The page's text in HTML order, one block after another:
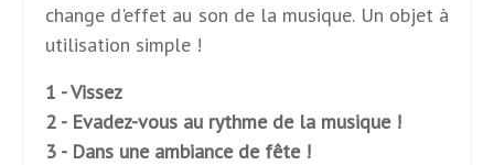
change d'effet au son de la musique. Un objet à
utilisation simple !
1 - Vissez
2 - Evadez-vous au rythme de la musique !
3 - Dans une ambiance de fête !